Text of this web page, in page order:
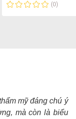
(0)
mỹ đáng chú ý
mà còn là biểu